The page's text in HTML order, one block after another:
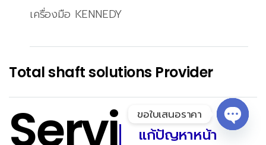
เครื่องมือ KENNEDY
Total shaft solutions Provider
Servi แก้ปัญหาหน้า
ขอใบเสนอราคา